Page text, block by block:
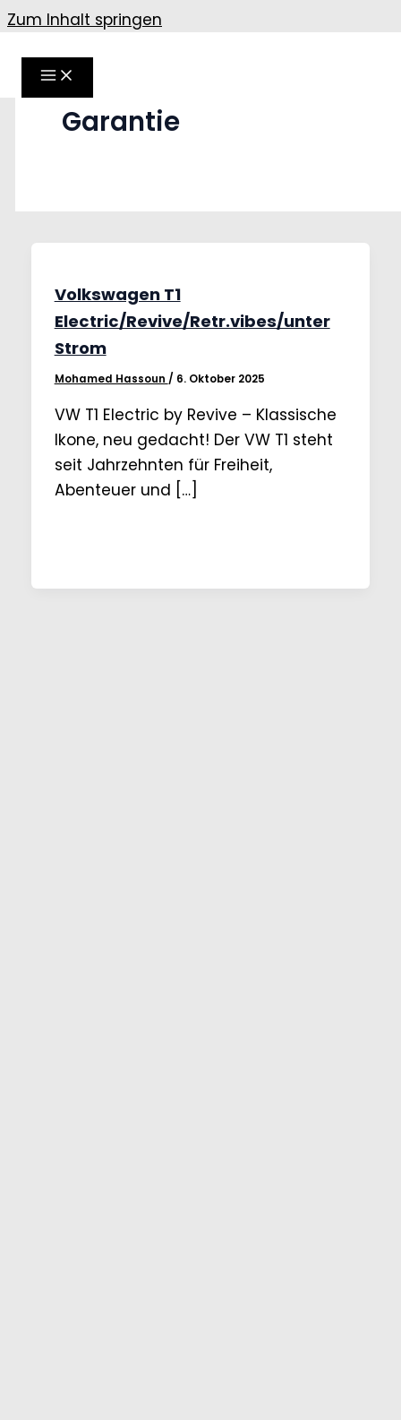
Zum Inhalt springen
Garantie
Volkswagen T1
Electric/Revive/Retr.vibes/unter
Strom
Mohamed Hassoun / 6. Oktober 2025
VW T1 Electric by Revive – Klassische
Ikone, neu gedacht! Der VW T1 steht
seit Jahrzehnten für Freiheit,
Abenteuer und […]